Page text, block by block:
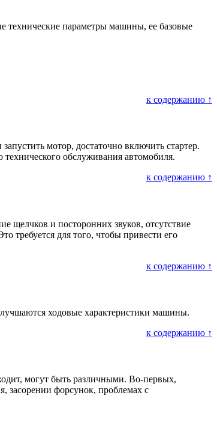
технические параметры машины, ее базовые
к содержанию ↑
мотор, достаточно включить стартер.
обслуживания автомобиля.
к содержанию ↑
щелчков и посторонних звуков, отсутствие
требуется для того, чтобы привести его
к содержанию ↑
ходовые характеристики машины.
к содержанию ↑
могут быть различными. Во-первых,
засорении форсунок, проблемах с